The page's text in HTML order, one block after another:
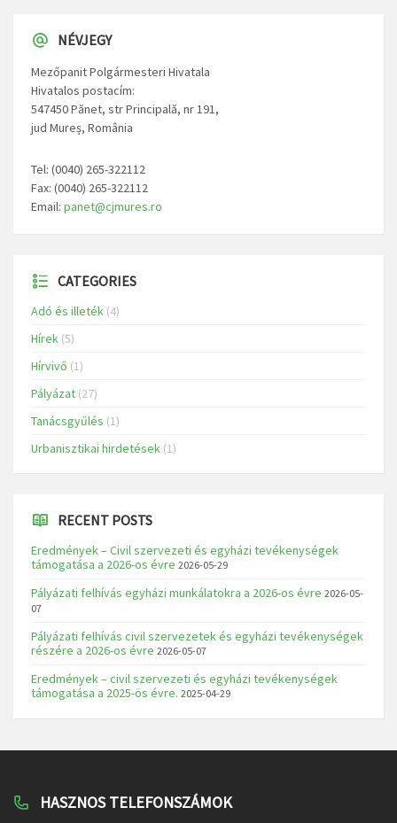
NÉVJEGY
Mezőpanit Polgármesteri Hivatala
Hivatalos postacím:
547450 Pănet, str Principală, nr 191,
jud Mureș, România
Tel: (0040) 265-322112
Fax: (0040) 265-322112
Email: panet@cjmures.ro
CATEGORIES
Adó és illeték (4)
Hírek (5)
Hírvivő (1)
Pályázat (27)
Tanácsgyűlés (1)
Urbanisztikai hirdetések (1)
RECENT POSTS
Eredmények – Civil szervezeti és egyházi tevékenységek
támogatása a 2026-os évre 2026-05-29
Pályázati felhívás egyházi munkálatokra a 2026-os évre 2026-05-
07
Pályázati felhívás civil szervezetek és egyházi tevékenységek
részére a 2026-os évre 2026-05-07
Eredmények – civil szervezeti és egyházi tevékenységek
támogatása a 2025-ös évre. 2025-04-29
HASZNOS TELEFONSZÁMOK